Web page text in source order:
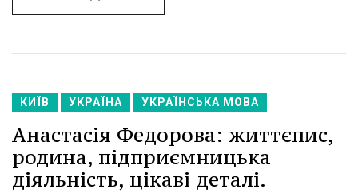
КИЇВ УКРАЇНА УКРАЇНСЬКА МОВА
Анастасія Федорова: життєпис,
родина, підприємницька
діяльність, цікаві деталі.